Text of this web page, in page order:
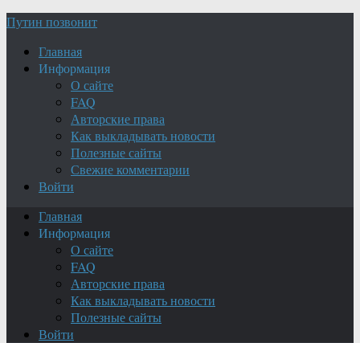
Путин позвонит
Главная
Информация
О сайте
FAQ
Авторские права
Как выкладывать новости
Полезные сайты
Свежие комментарии
Войти
Главная
Информация
О сайте
FAQ
Авторские права
Как выкладывать новости
Полезные сайты
Войти